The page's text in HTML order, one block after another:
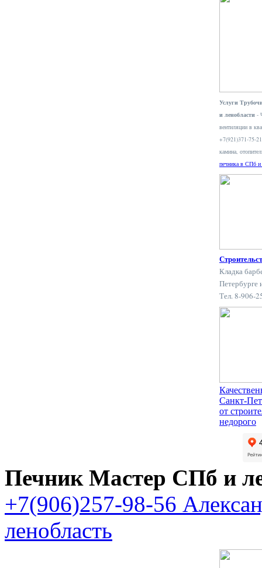
Услуги
и ленобласти -
вентиляции в
+7(921)371-75-
камина,
печника в СПб и
Кладка
Петербурге
Тел. 8-906-
Санкт-
от
недорого
Печник Мастер СПб и
+7(906)257-98-56
ленобласть